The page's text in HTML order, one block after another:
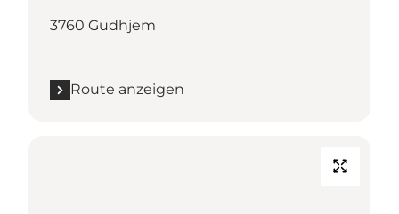
3760 Gudhjem
Route anzeigen